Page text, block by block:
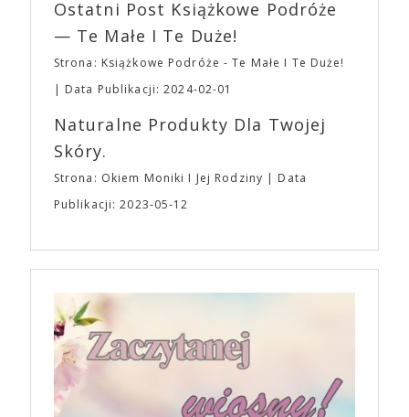
Ostatni Post Książkowe Podróże
— Te Małe I Te Duże!
Strona: Książkowe Podróże - Te Małe I Te Duże!
Data Publikacji: 2024-02-01
Naturalne Produkty Dla Twojej
Skóry.
Strona: Okiem Moniki I Jej Rodziny
Data
Publikacji: 2023-05-12